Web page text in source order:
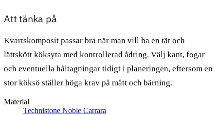
Att tänka på
Kvartskomposit passar bra när man vill ha en tät och
lättskött köksyta med kontrollerad ådring. Välj kant, fogar
och eventuella håltagningar tidigt i planeringen, eftersom en
stor köksö ställer höga krav på mått och bärning.
Material
Technistone Noble Carrara